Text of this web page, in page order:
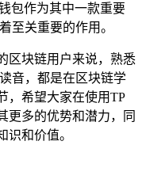
包作为其中一款重要
至关重要的作用。
区块链用户来说，熟悉
音，都是在区块链学
，希望大家在使用TP
更多的优势和潜力，同
识和价值。